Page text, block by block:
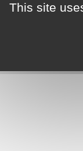
This site